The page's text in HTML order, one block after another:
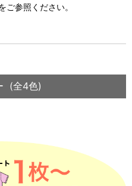
ご参照ください。
全4色)